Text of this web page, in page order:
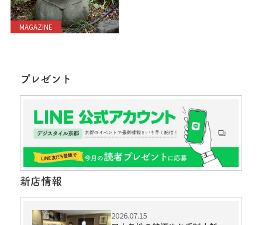
MAGAZINE
プレゼント
新店情報
2026.07.15